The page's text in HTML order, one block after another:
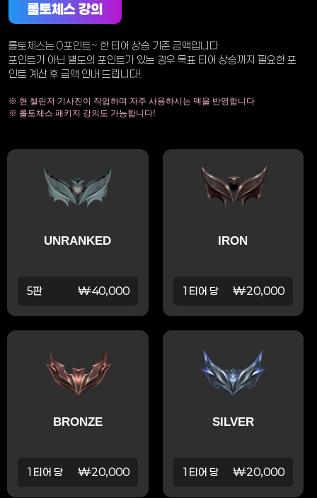
롤토체스 강의
롤토체스는 0포인트~ 한 티어 상승 기준 금액입니다
포인트가 아닌 별도의 포인트가 있는 경우 목표 티어 상승까지 필요한 포
인트 계산 후 금액 인내 드립니다!
※ 현 챌린저 기사진이 작업하며 자주 사용하시는 덱을 반영합니다
※ 롤토체스 패키지 강의도 가능합니다!
UNRANKED
5판 ₩40,000
IRON
1티어 당 ₩20,000
BRONZE
1티어 당 ₩20,000
SILVER
1티어 당 ₩20,000